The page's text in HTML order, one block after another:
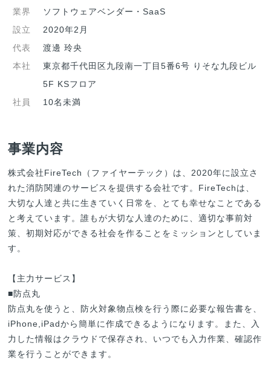
業界
ソフトウェアベンダー・SaaS
設立
2020年2月
代表
渡邊 玲央
本社
東京都千代田区九段南一丁目5番6号 りそな九段ビル
5F KSフロア
社員
10名未満
事業内容
株式会社FireTech（ファイヤーテック）は、2020年に設立さ
れた消防関連のサービスを提供する会社です。FireTechは、
大切な人達と共に生きていく日常を、とても幸せなことである
と考えています。誰もが大切な人達のために、適切な事前対
策、初期対応ができる社会を作ることをミッションとしていま
す。
【主力サービス】
■防点丸
防点丸を使うと、防火対象物点検を行う際に必要な報告書を、
iPhone,iPadから簡単に作成できるようになります。また、入
力した情報はクラウドで保存され、いつでも入力作業、確認作
業を行うことができます。